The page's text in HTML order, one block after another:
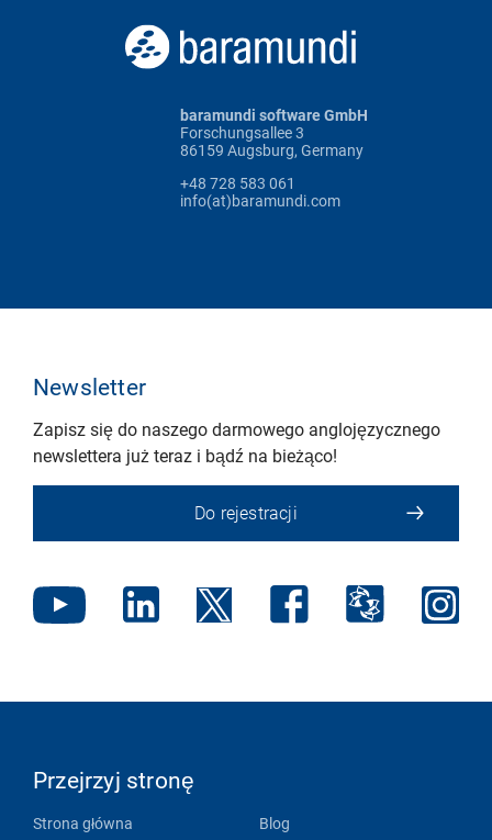
baramundi software GmbH
Forschungsallee 3
86159 Augsburg, Germany
+48 728 583 061
info(at)baramundi.com
Newsletter
Zapisz się do naszego darmowego anglojęzycznego
newslettera już teraz i bądź na bieżąco!
Do rejestracji
Przejrzyj stronę
Strona główna Blog